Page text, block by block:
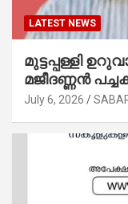
LATEST NEWS
മുട്ടപ്പള്ളി
മജീദണ്ണൻ
July 6, 2026